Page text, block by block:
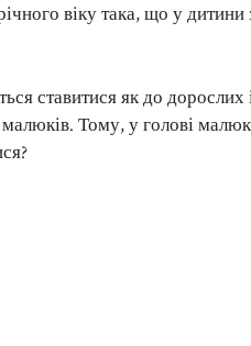
віку така, що у дитини
ставитися як до дорослих
Тому, у голові